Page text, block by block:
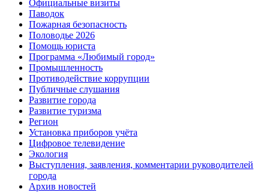
Официальные визиты
Паводок
Пожарная безопасность
Половодье 2026
Помощь юриста
Программа «Любимый город»
Промышленность
Противодействие коррупции
Публичные слушания
Развитие города
Развитие туризма
Регион
Установка приборов учёта
Цифровое телевидение
Экология
Выступления, заявления, комментарии руководителей
города
Архив новостей